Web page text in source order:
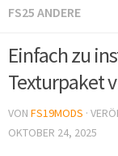
FS25 ANDERE
Einfach zu
Texturpaket
VON FS19MODS ·
OKTOBER 24, 2025